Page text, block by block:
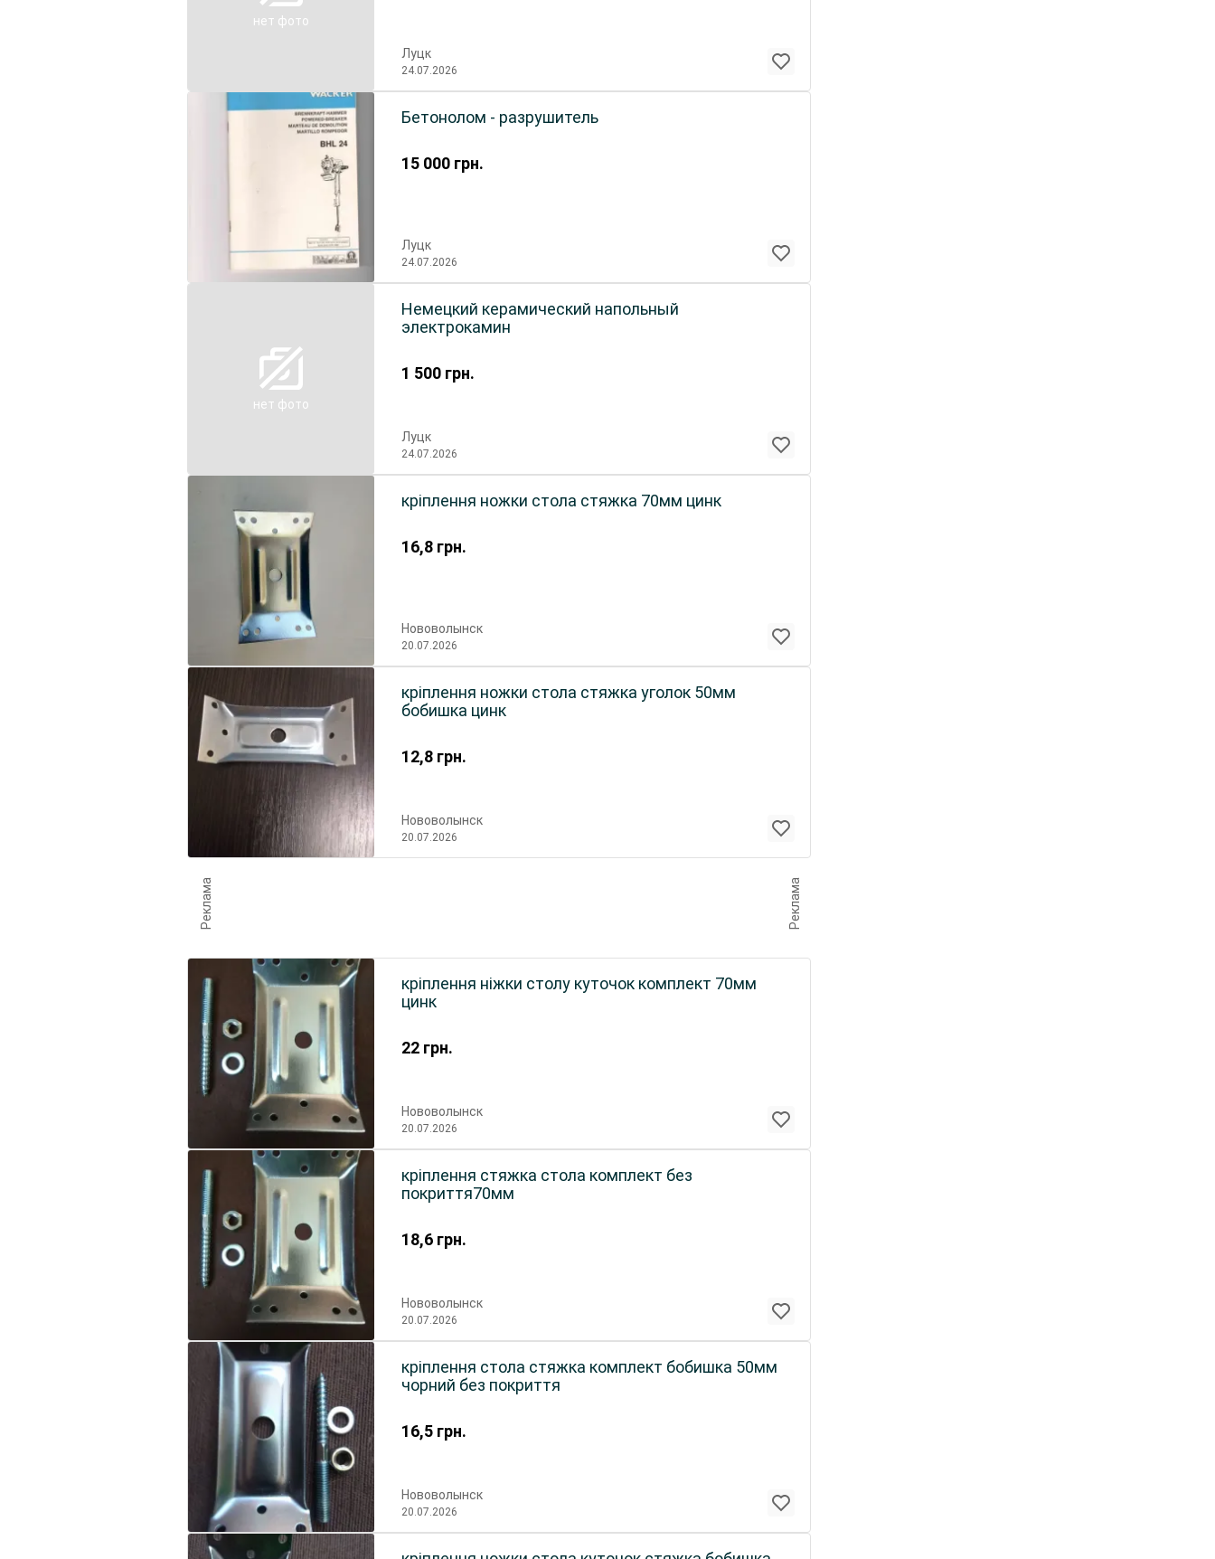
нет фото
Луцк
24.07.2026
15 000 грн.
Бетонолом - разрушитель
Луцк
24.07.2026
нет фото
1 500 грн.
Немецкий керамический напольный
электрокамин
Луцк
24.07.2026
16,8 грн.
кріплення ножки стола стяжка 70мм цинк
Нововолынск
20.07.2026
12,8 грн.
кріплення ножки стола стяжка уголок 50мм
бобишка цинк
Нововолынск
20.07.2026
Реклама Реклама
22 грн.
кріплення ніжки столу куточок комплект 70мм
цинк
Нововолынск
20.07.2026
18,6 грн.
кріплення стяжка стола комплект без
покриття70мм
Нововолынск
20.07.2026
16,5 грн.
кріплення стола стяжка комплект бобишка 50мм
чорний без покриття
Нововолынск
20.07.2026